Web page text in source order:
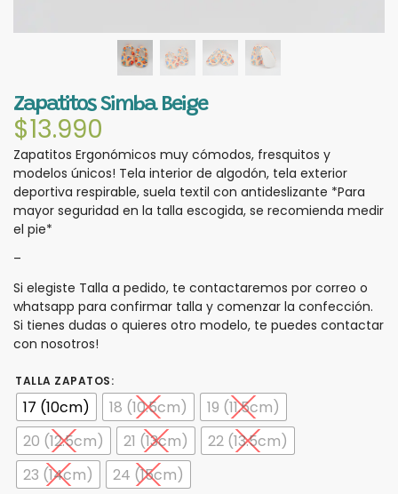
Zapatitos Simba Beige
$13.990
Zapatitos Ergonómicos muy cómodos, fresquitos y
modelos únicos! Tela interior de algodón, tela exterior
deportiva respirable, suela textil con antideslizante *Para
mayor seguridad en la talla escogida, se recomienda medir
el pie*
–
Si elegiste Talla a pedido, te contactaremos por correo o
whatsapp para confirmar talla y comenzar la confección.
Si tienes dudas o quieres otro modelo, te puedes contactar
con nosotros!
TALLA ZAPATOS:
17 (10cm) 18 (10.5cm)
19 (11.5cm)
20 (12.5cm)
21 (13cm)
22 (13.5cm)
23 (14cm)
24 (15cm)